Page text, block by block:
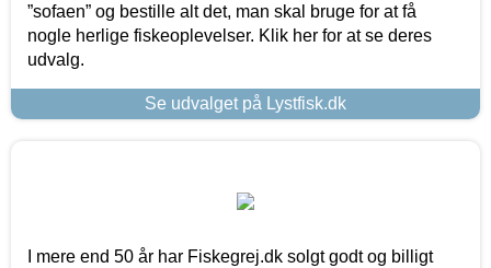
”sofaen” og bestille alt det, man skal bruge for at få
nogle herlige fiskeoplevelser. Klik her for at se deres
udvalg.
Se udvalget på Lystfisk.dk
I mere end 50 år har Fiskegrej.dk solgt godt og billigt